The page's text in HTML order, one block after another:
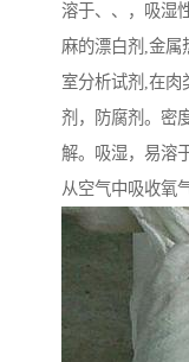
溶于、、，吸湿
麻的漂白剂,金属
室分析试剂,在肉
剂，防腐剂。密
解。吸湿，易溶
从空气中吸收氧